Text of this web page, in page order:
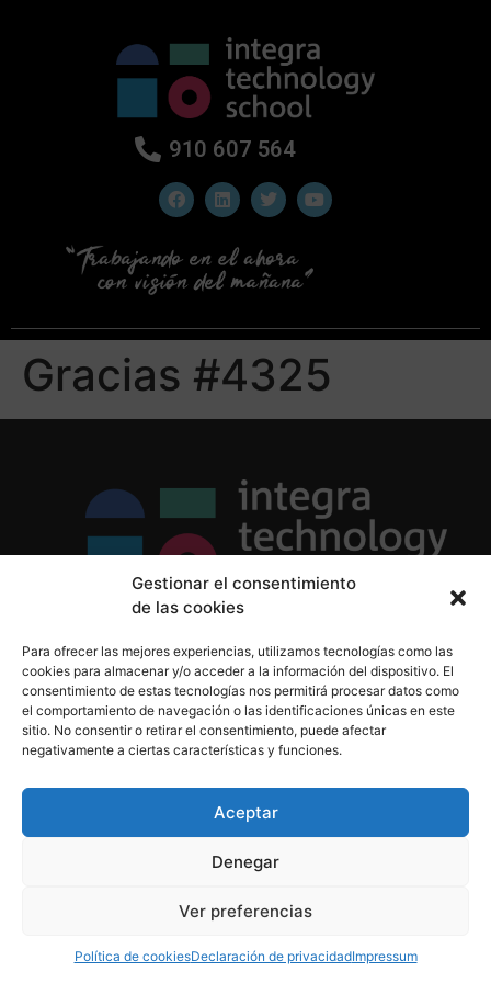
Gestionar el consentimiento
de las cookies
Para ofrecer las mejores experiencias, utilizamos tecnologías como las
cookies para almacenar y/o acceder a la información del dispositivo. El
consentimiento de estas tecnologías nos permitirá procesar datos como
el comportamiento de navegación o las identificaciones únicas en este
sitio. No consentir o retirar el consentimiento, puede afectar
negativamente a ciertas características y funciones.
Aceptar
Denegar
Ver preferencias
Política de cookiesDeclaración de privacidadImpressum
910 607 564
Gracias #4325
Política de Cookies
Aviso Legal
910 607 564
derechos reservados